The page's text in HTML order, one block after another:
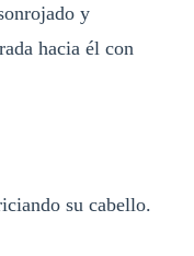
y
hacia él con
su cabello.